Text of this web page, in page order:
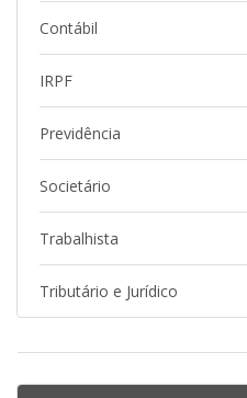
Contábil
IRPF
Previdência
Societário
Trabalhista
Tributário e Jurídico